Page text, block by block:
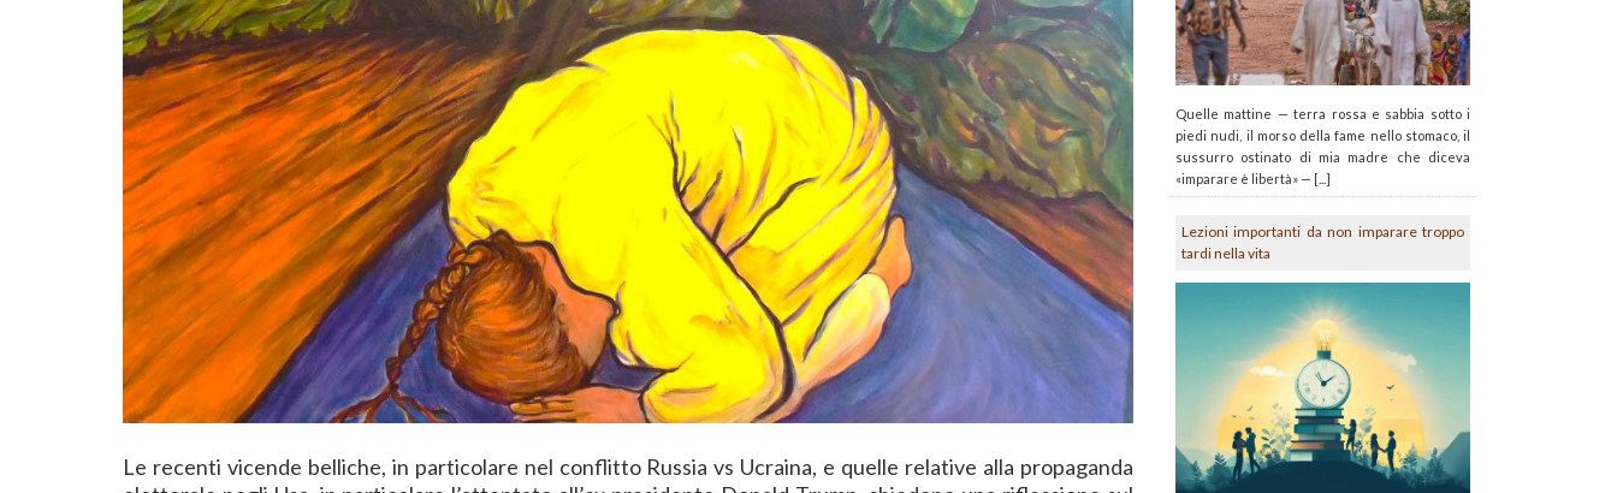
Le recenti vicende belliche, in particolare nel conflitto Russia vs Ucraina, e quelle relative alla propaganda
Quelle mattine — terra rossa e sabbia sotto i
piedi nudi, il morso della fame nello stomaco, il
sussurro ostinato di mia madre che diceva
«imparare è libertà» — [...]
Lezioni importanti da non imparare troppo
tardi nella vita